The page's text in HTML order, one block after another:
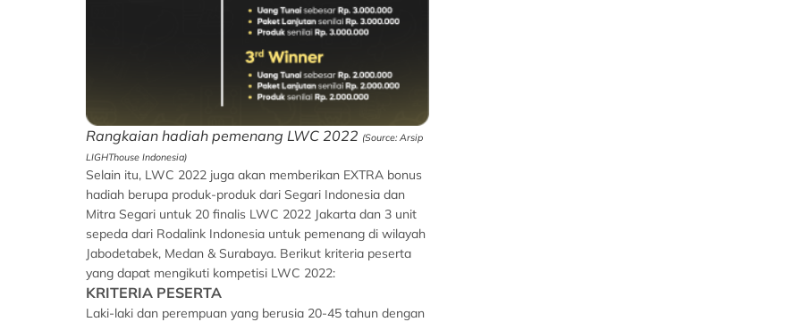
Rangkaian hadiah pemenang LWC 2022 (Source: Arsip
LIGHThouse Indonesia)
Selain itu, LWC 2022 juga akan memberikan EXTRA bonus
hadiah berupa produk-produk dari Segari Indonesia dan
Mitra Segari untuk 20 finalis LWC 2022 Jakarta dan 3 unit
sepeda dari Rodalink Indonesia untuk pemenang di wilayah
Jabodetabek, Medan & Surabaya. Berikut kriteria peserta
yang dapat mengikuti kompetisi LWC 2022:
KRITERIA PESERTA
Laki-laki dan perempuan yang berusia 20-45 tahun dengan